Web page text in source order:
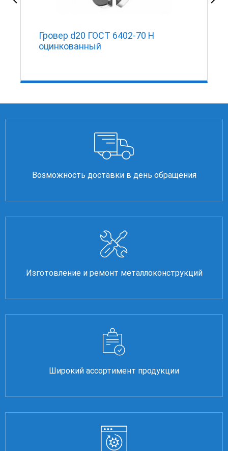
Гровер d20 ГОСТ 6402-70 Н
оцинкованный
Возможность доставки в день обращения
Изготовление и ремонт металлоконструкций
Широкий ассортимент продукции